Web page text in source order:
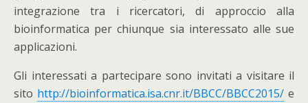
integrazione tra i ricercatori, di approccio alla
bioinformatica per chiunque sia interessato alle sue
applicazioni.
Gli interessati a partecipare sono invitati a visitare il
sito http://bioinformatica.isa.cnr.it/BBCC/BBCC2015/ e